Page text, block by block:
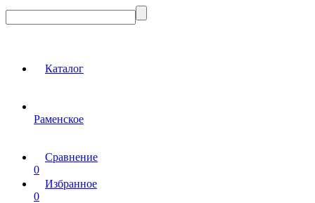
Каталог
Раменское
Сравнение
0
Избранное
0